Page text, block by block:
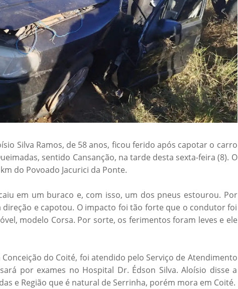
Silva Ramos, de 58 anos, ficou ferido após capotar o carro
sentido Cansanção, na tarde desta sexta-feira (8). O
do Povoado Jacurici da Ponte.
em um buraco e, com isso, um dos pneus estourou. Por
e capotou. O impacto foi tão forte que o condutor foi
modelo Corsa. Por sorte, os ferimentos foram leves e ele
do Coité, foi atendido pelo Serviço de Atendimento
por exames no Hospital Dr. Édson Silva. Aloísio disse a
e Região que é natural de Serrinha, porém mora em Coité.